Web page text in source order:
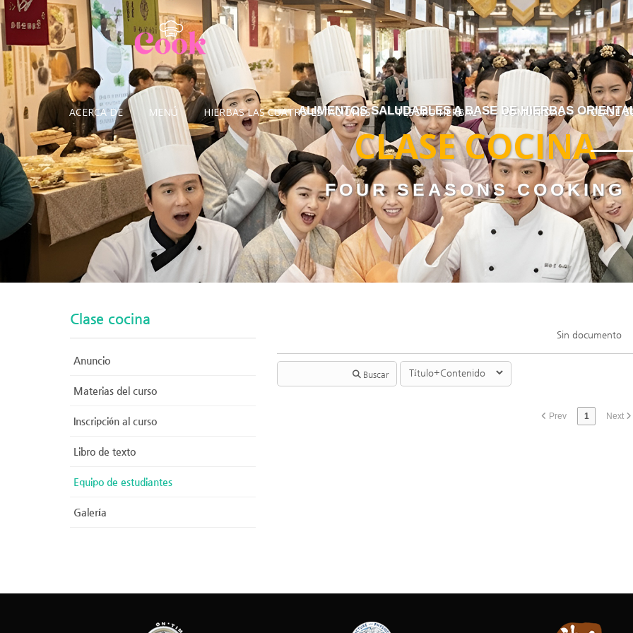
Skip to menu
ACERCA DE MENÚ HIERBAS LAS CUATRO ESTACIONES TESORO HERBAL COMUNIDAD CLASE
ALIMENTOS SALUDABLES A BASE DE HIERBAS
CLASE COCINA
FOUR SEASONS COOKING
Sin documento
Buscar
Prev 1 Next
Clase cocina
Anuncio
Materias del curso
Inscripción al curso
Libro de texto
Equipo de estudiantes
Galería